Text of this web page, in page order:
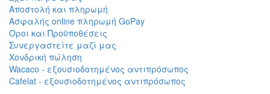
Προσθήκη κριτικής